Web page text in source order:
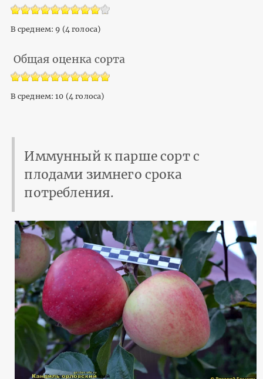
В среднем: 9 (4голоса)
Общая оценка сорта
В среднем:10 (4 голоса)
Иммунный к парше сорт с
плодами зимнего срока
потребления.